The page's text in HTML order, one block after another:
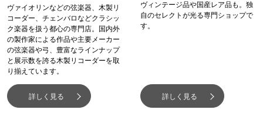
ヴァイオリンなどの弦楽器、木製リ
コーダー、チェンバロなどクラシッ
ク楽器を扱う都心の専門店。国内外
の製作家による作品や主要メーカー
の弦楽器や弓、豊富なラインナップ
と展示数を誇る木製リコーダーを取
り揃えています。
詳しく見る
ヴィンテージ品や国産レア品も。独
自のセレクトが光る専門ショップで
す。
詳しく見る